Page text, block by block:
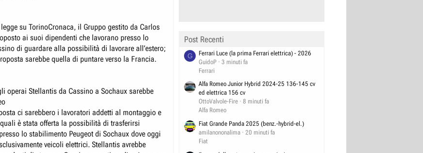
su TorinoCronaca, il Gruppo gestito da Carlos
ai suoi dipendenti che lavorano presso lo
di guardare alla possibilità di lavorare all’estero;
sarebbe quella di puntare verso la Francia.
operai Stellantis da Cassino a Sochaux sarebbe
ci sarebbero i lavoratori addetti al montaggio e
è stata offerta la possibilità di trasferirsi
lo stabilimento Peugeot di Sochaux dove oggi
veicoli elettrici. Stellantis avrebbe
Post Recenti
G
Ferrari Luce (la prima Ferrari elettrica) - 2026
GuidoP
3 minuti fa
Ferrari
Alfa Romeo Junior Hybrid 2024-25 136-145 cv
ed elettrica 156 cv
OttoValvole-Fire
8 minuti fa
Alfa Romeo
Fiat Grande Panda 2025 (benz.-hybrid-el.)
amilanononalima
20 minuti fa
Fiat